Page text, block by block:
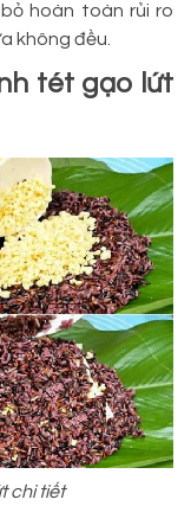
hoàn toàn rủi ro
không đều.
tét gạo lứt
chi tiết